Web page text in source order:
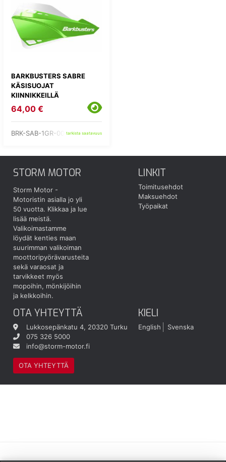
BARKBUSTERS SABRE
KÄSISUOJAT
KIINNIKKEILLÄ
64,00 €
BRK-SAB-1GR-00-WHtarkista saatavuus
STORM MOTOR
Storm Motor -
Motoristin asialla jo yli
50 vuotta. Klikkaa ja lue
lisää meistä.
Valikoimastamme
löydät kenties maan
suurimman valikoiman
moottoripyörävarusteita
sekä varaosat ja
tarvikkeet myös
mopoihin, mönkijöihin
ja kelkkoihin.
LINKIT
Toimitusehdot
Maksuehdot
Työpaikat
OTA YHTEYTTÄ
Lukkosepänkatu 4, 20320 Turku
075 326 5000
info@storm-motor.fi
OTA YHTEYTTÄ
KIELI
English Svenska